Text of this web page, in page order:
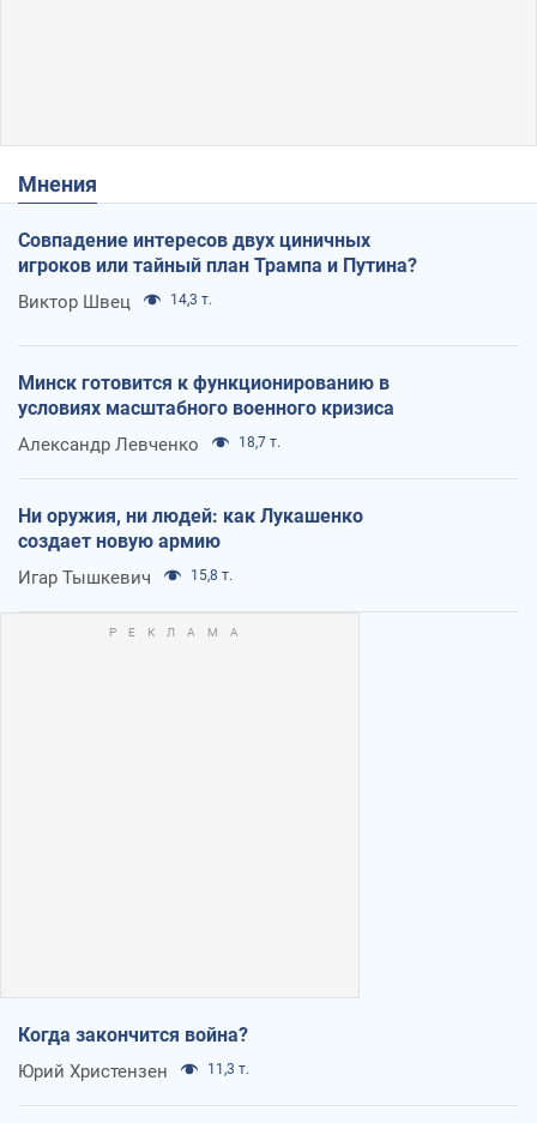
Мнения
Совпадение интересов двух циничных
игроков или тайный план Трампа и Путина?
Виктор Швец 14,3 т.
Минск готовится к функционированию в
условиях масштабного военного кризиса
Александр Левченко 18,7 т.
Ни оружия, ни людей: как Лукашенко
создает новую армию
Игар Тышкевич 15,8 т.
Когда закончится война?
Юрий Христензен 11,3 т.